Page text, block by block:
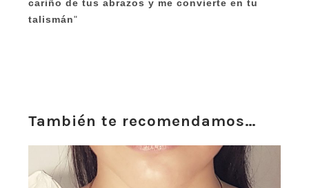
cariño de tus abrazos y me convierte en tu
talismán"
También te recomendamos…